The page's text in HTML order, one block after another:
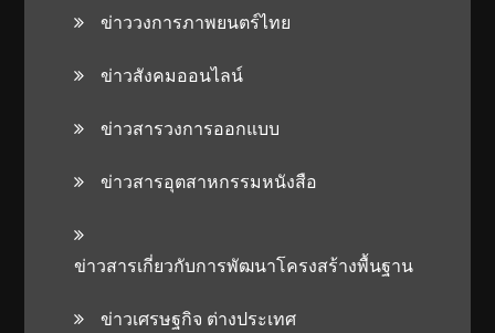
ข่าววงการภาพยนตร์ไทย
ข่าวสังคมออนไลน์
ข่าวสารวงการออกแบบ
ข่าวสารอุตสาหกรรมหนังสือ
ข่าวสารเกี่ยวกับการพัฒนาโครงสร้างพื้นฐาน
ข่าวเศรษฐกิจ ต่างประเทศ